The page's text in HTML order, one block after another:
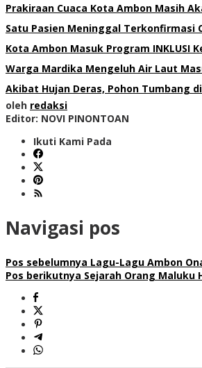
Prakiraan Cuaca Kota Ambon Masih
Satu Pasien Meninggal Terkonfirmasi
Kota Ambon Masuk Program INKLUSI
Warga Mardika Mengeluh Air Laut
Akibat Hujan Deras, Pohon Tumbang
oleh redaksi
Editor: NOVI PINONTOAN
Ikuti Kami Pada
Navigasi pos
Pos sebelumnya Lagu-Lagu Ambon
Pos berikutnya Sejarah Orang Maluku